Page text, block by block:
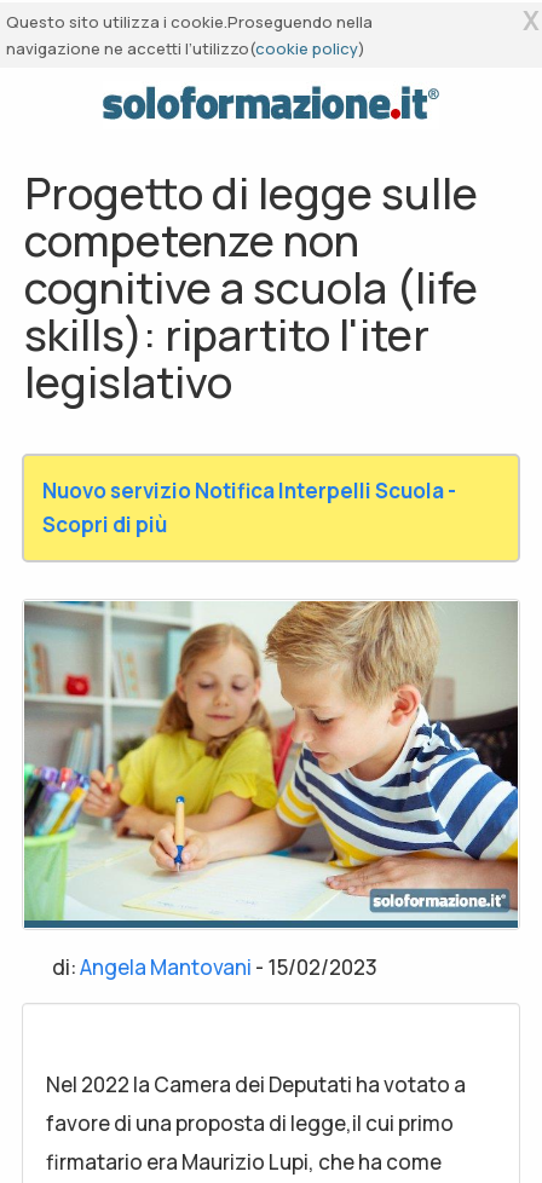
Questo sito utilizza i cookie.Proseguendo nella
navigazione ne accetti l’utilizzo(cookie policy)
X
Progetto di legge sulle
competenze non
cognitive a scuola (life
skills): ripartito l'iter
legislativo
Nuovo servizio Notifica Interpelli Scuola -
Scopri di più
di:Angela Mantovani - 15/02/2023
Nel 2022 la Camera dei Deputati ha votato a
favore di una proposta di legge,il cui primo
firmatario era Maurizio Lupi, che ha come